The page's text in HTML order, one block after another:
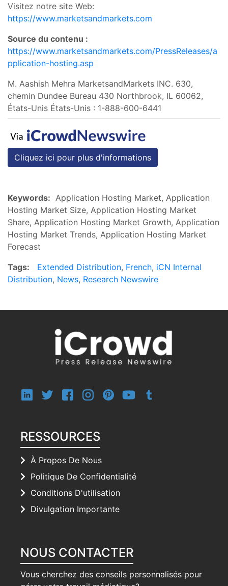
Visitez notre site Web:
https://www.marketsandmarkets.com
Source du contenu :
https://www.marketsandmarkets.com/PressReleases/a
pplication-hosting.asp
M. Aashish Mehra MarketsandMarkets INC. 630,
chemin Dundee Bureau 430 Northbrook, IL 60062,
États-Unis États-Unis : 1-888-600-6441
Cliquez ici pour plus d'informations
Keywords: Application Hosting Market, Application
Hosting Market Size, Application Hosting Market
Share, Application Hosting Market Growth, Application
Hosting Market Trends, Application Hosting Market
Forecast
Tags:
Extended Distribution, French, iCN Internal
Distribution, News, Research Newswire
RESSOURCES
À Propos De Nous
Politique De Confidentialité
Conditions D'utilisation
Divulgation Importante
NOUS CONTACTER
Vous cherchez des conseils personnalisés pour